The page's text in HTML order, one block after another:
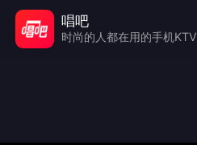
唱吧
时尚的人都在用的手机KTV